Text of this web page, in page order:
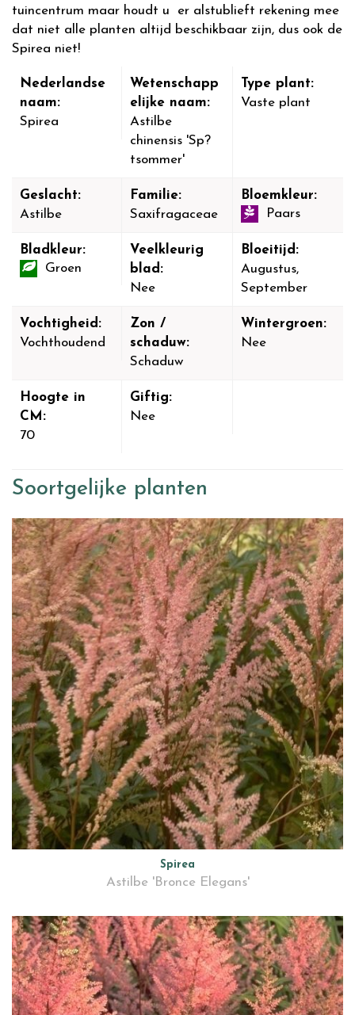
tuincentrum maar houdt u er alstublieft rekening mee
dat niet alle planten altijd beschikbaar zijn, dus ook de
Spirea niet!
Nederlandse
naam:
Spirea
Wetenschapp
elijke naam:
Astilbe
chinensis 'Sp?
tsommer'
Type plant:
Vaste plant
Geslacht:
Astilbe
Familie:
Saxifragaceae
Bloemkleur:
Paars
Bladkleur:
Groen
Veelkleurig
blad:
Nee
Bloeitijd:
Augustus,
September
Vochtigheid:
Vochthoudend
Zon /
schaduw:
Schaduw
Wintergroen:
Nee
Hoogte in
CM:
70
Giftig:
Nee
Soortgelijke planten
Spirea
Astilbe 'Bronce Elegans'